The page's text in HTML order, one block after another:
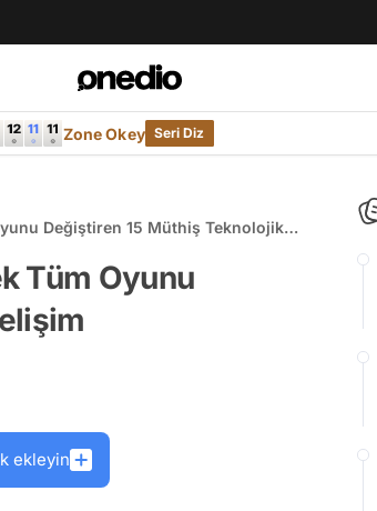
Zone Okey Seri Diz
Değiştiren 15 Müthiş Teknolojik
Tüm Oyunu
ekleyin